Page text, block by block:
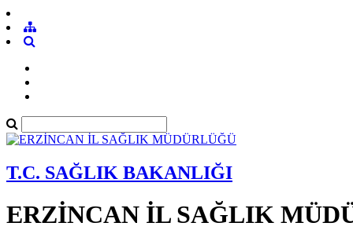
T.C. SAĞLIK BAKANLIĞI
ERZİNCAN İL SAĞLIK